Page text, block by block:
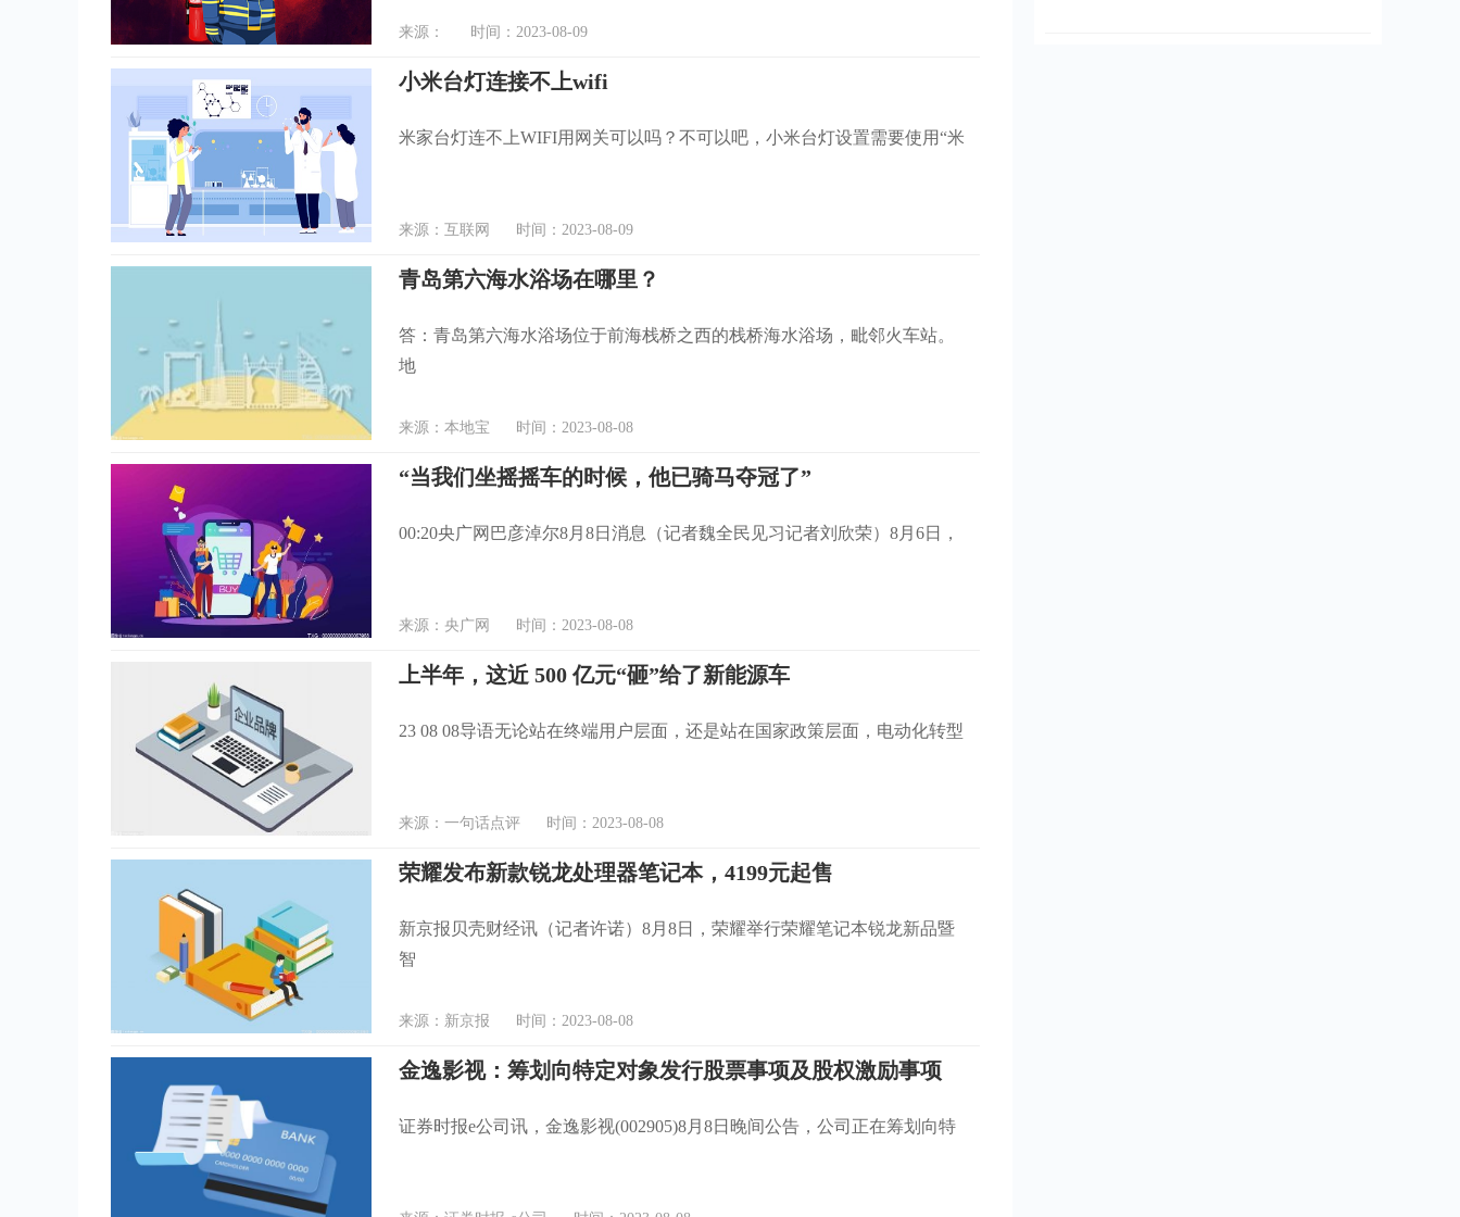
来源： 时间：2023-08-09
小米台灯连接不上wifi
米家台灯连不上WIFI用网关可以吗？不可以吧，小米台灯设置需要使用“米
来源：互联网 时间：2023-08-09
青岛第六海水浴场在哪里？
答：青岛第六海水浴场位于前海栈桥之西的栈桥海水浴场，毗邻火车站。
地
来源：本地宝 时间：2023-08-08
“当我们坐摇摇车的时候，他已骑马夺冠了”
00:20央广网巴彦淖尔8月8日消息（记者魏全民见习记者刘欣荣）8月6日，
来源：央广网 时间：2023-08-08
上半年，这近 500 亿元“砸”给了新能源车
23 08 08导语无论站在终端用户层面，还是站在国家政策层面，电动化转型
来源：一句话点评 时间：2023-08-08
荣耀发布新款锐龙处理器笔记本，4199元起售
新京报贝壳财经讯（记者许诺）8月8日，荣耀举行荣耀笔记本锐龙新品暨
智
来源：新京报 时间：2023-08-08
金逸影视：筹划向特定对象发行股票事项及股权激励事项
证券时报e公司讯，金逸影视(002905)8月8日晚间公告，公司正在筹划向特